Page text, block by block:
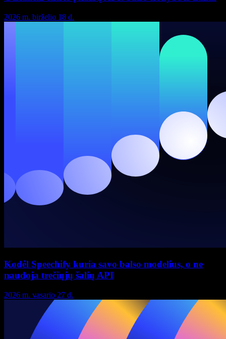
2026 m. birželio 18 d.
Kodėl Speechify kuria savo balso modelius, o ne
naudoja trečiųjų šalių API
2026 m. vasario 27 d.